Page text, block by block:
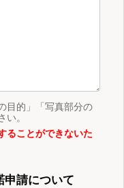
目的」「写真部分の
。
ることができないた
申請について